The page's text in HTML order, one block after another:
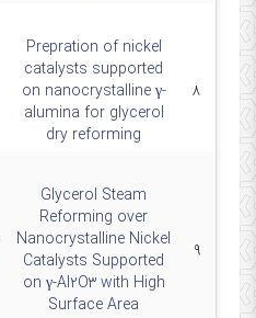
۸
Prepration of nickel
catalysts supported
on nanocrystalline γ-
alumina for glycerol
dry reforming
۹
Glycerol Steam
Reforming over
Nanocrystalline Nickel
Catalysts Supported
on γ-Al2O3 with High
Surface Area